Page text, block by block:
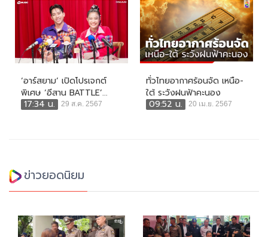
‘อาร์สยาม’ เปิดโปรเจกต์
พิเศษ ‘อีสาน BATTLE’...
17:34 น.
29 ส.ค. 2567
ทั่วไทยอากาศร้อนจัด เหนือ-
ใต้ ระวังฝนฟ้าคะนอง
09:52 น.
20 เม.ย. 2567
ข่าวยอดนิยม